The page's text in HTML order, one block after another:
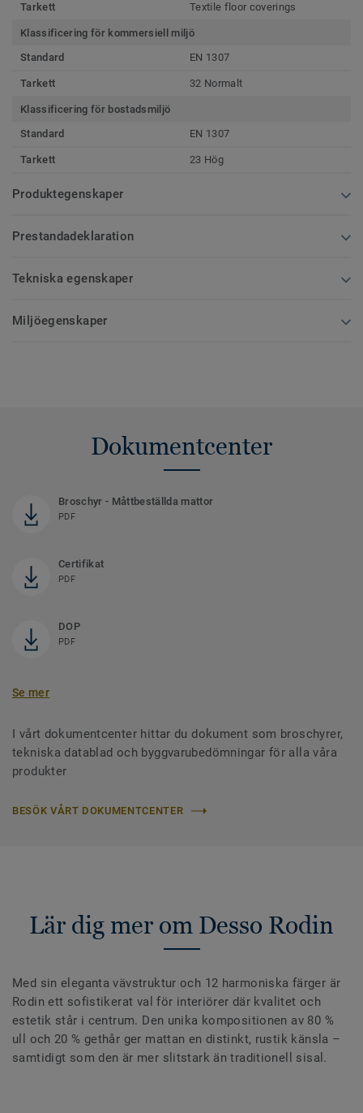
Tarkett Textile floor coverings
Klassificering för kommersiell miljö
Standard
EN 1307
Tarkett 32 Normalt
Klassificering för bostadsmiljö
Standard
EN 1307
Tarkett 23 Hög
Produktegenskaper
Prestandadeklaration
Tekniska egenskaper
Miljöegenskaper
Dokumentcenter
Broschyr - Måttbeställda mattor
PDF
Certifikat
PDF
DOP
PDF
Se mer
I vårt dokumentcenter hittar du dokument som broschyrer,
tekniska datablad och byggvarubedömningar för alla våra
produkter
BESÖK VÅRT DOKUMENTCENTER
Lär dig mer om Desso Rodin
Med sin eleganta vävstruktur och 12 harmoniska färger är
Rodin ett sofistikerat val för interiörer där kvalitet och
estetik står i centrum. Den unika kompositionen av 80 %
ull och 20 % gethår ger mattan en distinkt, rustik känsla –
samtidigt som den är mer slitstark än traditionell sisal.